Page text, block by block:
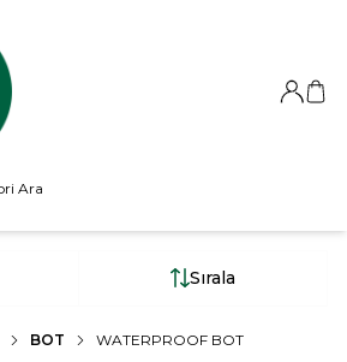
Giriş
Sırala
BOT WATERPROOF BOT